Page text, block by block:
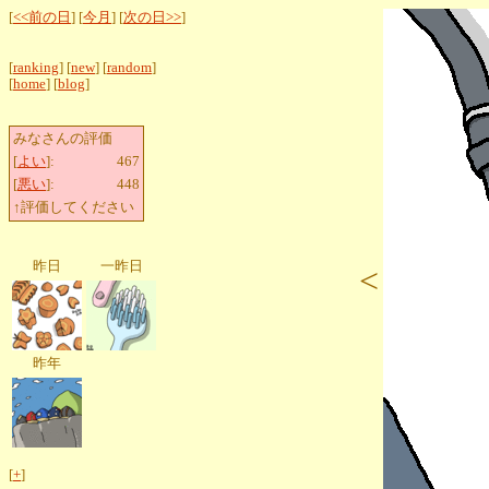
[<<前の日 ] [今月 ] [次の日>>]
[ranking] [new] [random]
[home] [blog]
みなさんの評価
[よい]:
467
[悪い]:
448
↑評価してください
昨日 一昨日
昨年
[+]
<